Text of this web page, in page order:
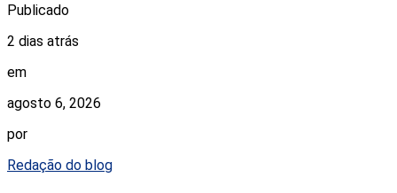
Publicado
2 dias atrás
em
agosto 6, 2026
por
Redação do blog